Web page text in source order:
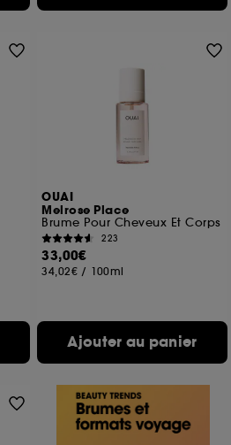
OUAI
Melrose Place
Brume Pour Cheveux Et Corps
223
33,00€
34,02€ / 100ml
Ajouter au panier